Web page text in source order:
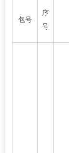
包号
序
号